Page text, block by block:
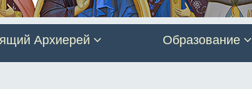
Архиерей Образование